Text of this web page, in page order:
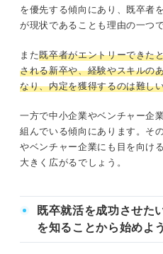
を優先する傾向にあり、既卒者
が現状であることも理由の一つで
また既卒者がエントリーできた
される新卒や、経験やスキルの
なり、内定を獲得するのは難し
一方で中小企業やベンチャー企
組んでいる傾向にあります。その
やベンチャー企業にも目を向け
大きく広がるでしょう。
既卒就活を成功させた
を知ることから始めよ